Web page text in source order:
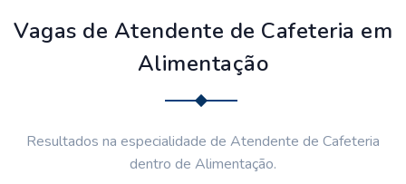
Vagas de Atendente de Cafeteria em
Alimentação
Resultados na especialidade de Atendente de Cafeteria
dentro de Alimentação.